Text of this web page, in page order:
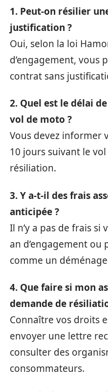
1. Peut-on résilier
justification ?
Oui, selon la loi
d’engagement, vous
contrat sans
2. Quel est le délai
vol de moto ?
Vous devez informer
10 jours suivant le
résiliation.
3. Y a-t-il des frais
anticipée ?
Il n’y a pas de frais si
an d’engagement
comme un
4. Que faire si mon
demande de
Connaître vos droits
envoyer une lettre
consulter des
consommateurs.